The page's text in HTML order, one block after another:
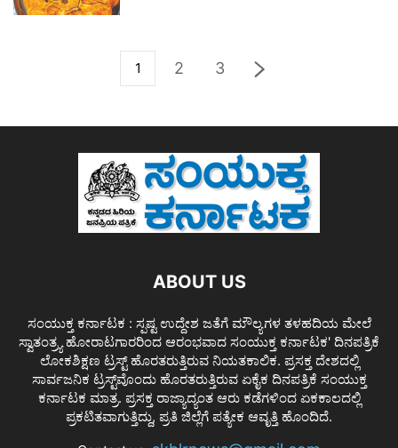
1 2 3
ABOUT US
ಸಂಯುಕ್ತ ಕರ್ನಾಟಕ : ಸ್ಪಷ್ಟ ಉದ್ದೇಶ ಜತೆಗೆ ಮೌಲ್ಯಗಳ ತಳಹದಿಯ ಮೇಲೆ
ಸ್ವಾತಂತ್ರ್ಯ ಹೋರಾಟಗಾರರಿಂದ ಆರಂಭವಾದ ಸಂಯುಕ್ತ ಕರ್ನಾಟಕ' ದಿನಪತ್ರಿಕೆ
ಲೋಕಶಿಕ್ಷಣ ಟ್ರಸ್ಟ್ ಹೊರತರುತ್ತಿರುವ ನಿಯತಕಾಲಿಕ. ಪ್ರಸಕ್ತ ದೇಶದಲ್ಲಿ
ಸಾರ್ವಜನಿಕ ಟ್ರಸ್ಟ್‌ವೊಂದು ಹೊರತರುತ್ತಿರುವ ಏಕೈಕ ದಿನಪತ್ರಿಕೆ ಸಂಯುಕ್ತ
ಕರ್ನಾಟಕ ಮಾತ್ರ. ಪ್ರಸಕ್ತ ರಾಜ್ಯಾದ್ಯಂತ ಆರು ಕಡೆಗಳಿಂದ ಏಕಕಾಲದಲ್ಲಿ
ಪ್ರಕಟಿತವಾಗುತ್ತಿದ್ದು, ಪ್ರತಿ ಜಿಲ್ಲೆಗೆ ಪತ್ಯೇಕ ಆವೃತ್ತಿ ಹೊಂದಿದೆ.